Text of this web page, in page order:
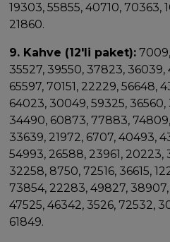
19303, 55855, 40710, 70363,
21860.
9. Kahve (12'li paket):
35527, 39550, 37823,
65597, 70151, 22229, 56648,
64023, 30049, 59325, 36560,
34490, 60873, 77883,
33639, 21972, 6707, 40493,
54993, 26588, 23961, 20223,
32258, 8750, 72516, 36615,
73854, 22283, 49827,
47525, 46342, 3526, 72532,
61849.